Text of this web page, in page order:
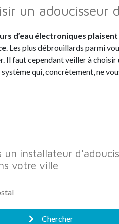
un adoucisseur
d’eau électroniques
. Les plus débrouillards parmi
Il faut cependant veiller à choisir
qui, concrètement, ne
un installateur
votre ville
Chercher